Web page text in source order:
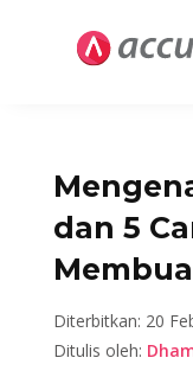
dan 5
Diterbitkan: 20
Ditulis oleh: